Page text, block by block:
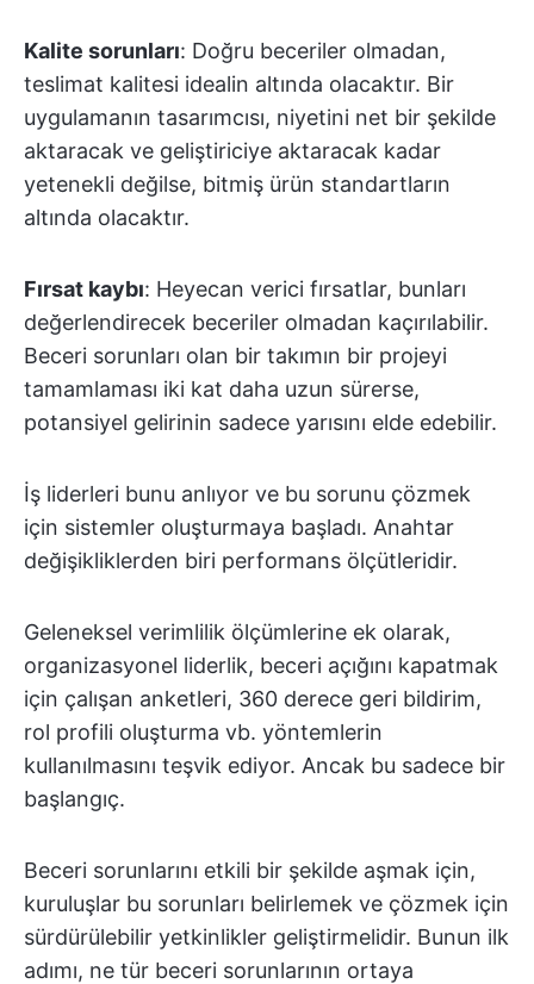
Kalite sorunları: Doğru beceriler olmadan,
teslimat kalitesi idealin altında olacaktır. Bir
uygulamanın tasarımcısı, niyetini net bir şekilde
aktaracak ve geliştiriciye aktaracak kadar
yetenekli değilse, bitmiş ürün standartların
altında olacaktır.
Fırsat kaybı: Heyecan verici fırsatlar, bunları
değerlendirecek beceriler olmadan kaçırılabilir.
Beceri sorunları olan bir takımın bir projeyi
tamamlaması iki kat daha uzun sürerse,
potansiyel gelirinin sadece yarısını elde edebilir.
İş liderleri bunu anlıyor ve bu sorunu çözmek
için sistemler oluşturmaya başladı. Anahtar
değişikliklerden biri performans ölçütleridir.
Geleneksel verimlilik ölçümlerine ek olarak,
organizasyonel liderlik, beceri açığını kapatmak
için çalışan anketleri, 360 derece geri bildirim,
rol profili oluşturma vb. yöntemlerin
kullanılmasını teşvik ediyor. Ancak bu sadece bir
başlangıç.
Beceri sorunlarını etkili bir şekilde aşmak için,
kuruluşlar bu sorunları belirlemek ve çözmek için
sürdürülebilir yetkinlikler geliştirmelidir. Bunun ilk
adımı, ne tür beceri sorunlarının ortaya